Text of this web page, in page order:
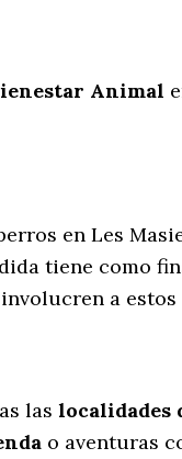
Animal
en Les
tiene como
a estos
las localidades
o aventuras